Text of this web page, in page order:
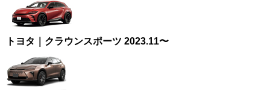
トヨタ｜クラウンスポーツ 2023.11〜